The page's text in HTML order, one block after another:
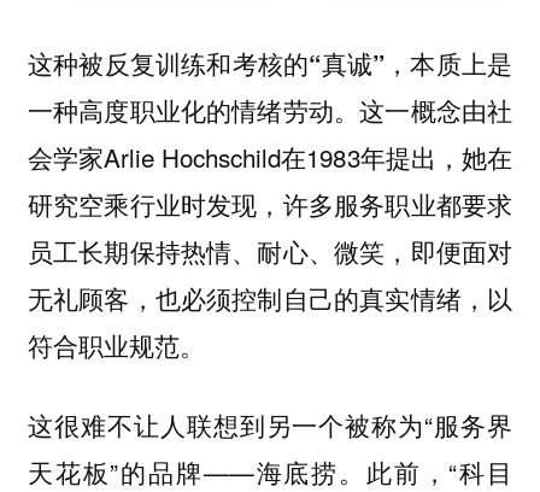
这种被反复训练和考核的“真诚”，本质上是
一种高度职业化的情绪劳动。这一概念由社
会学家Arlie Hochschild在1983年提出，她在
研究空乘行业时发现，许多服务职业都要求
员工长期保持热情、耐心、微笑，即便面对
无礼顾客，也必须控制自己的真实情绪，以
符合职业规范。
这很难不让人联想到另一个被称为“服务界
天花板”的品牌——海底捞。此前，“科目